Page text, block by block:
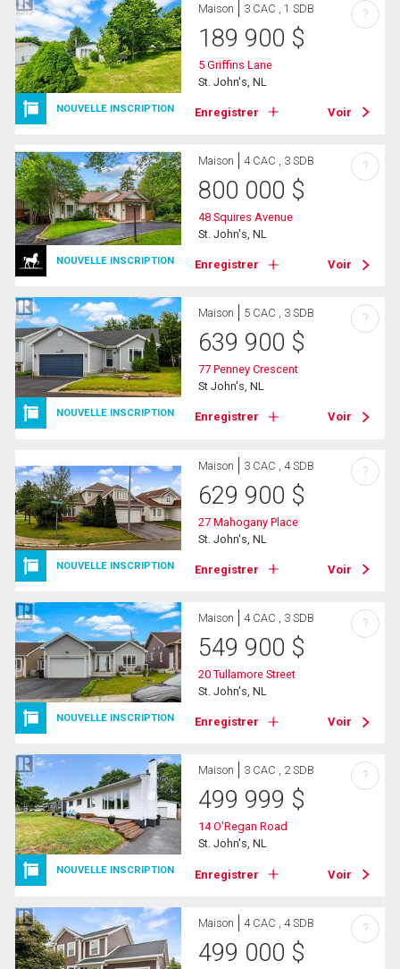
NOUVELLE INSCRIPTION
Maison 3 CAC , 1 SDB
189 900 $
5 Griffins Lane
St. John's, NL
Enregistrer Voir
?
NOUVELLE INSCRIPTION
Maison 4 CAC , 3 SDB
800 000 $
48 Squires Avenue
St. John's, NL
Enregistrer Voir
?
NOUVELLE INSCRIPTION
Maison 5 CAC , 3 SDB
639 900 $
77 Penney Crescent
St John's, NL
Enregistrer Voir
?
NOUVELLE INSCRIPTION
Maison 3 CAC , 4 SDB
629 900 $
27 Mahogany Place
St. John's, NL
Enregistrer Voir
?
NOUVELLE INSCRIPTION
Maison 4 CAC , 3 SDB
549 900 $
20 Tullamore Street
St. John's, NL
Enregistrer Voir
?
NOUVELLE INSCRIPTION
Maison 3 CAC , 2 SDB
499 999 $
14 O'Regan Road
St. John's, NL
Enregistrer Voir
?
Maison 4 CAC , 4 SDB
499 000 $
?